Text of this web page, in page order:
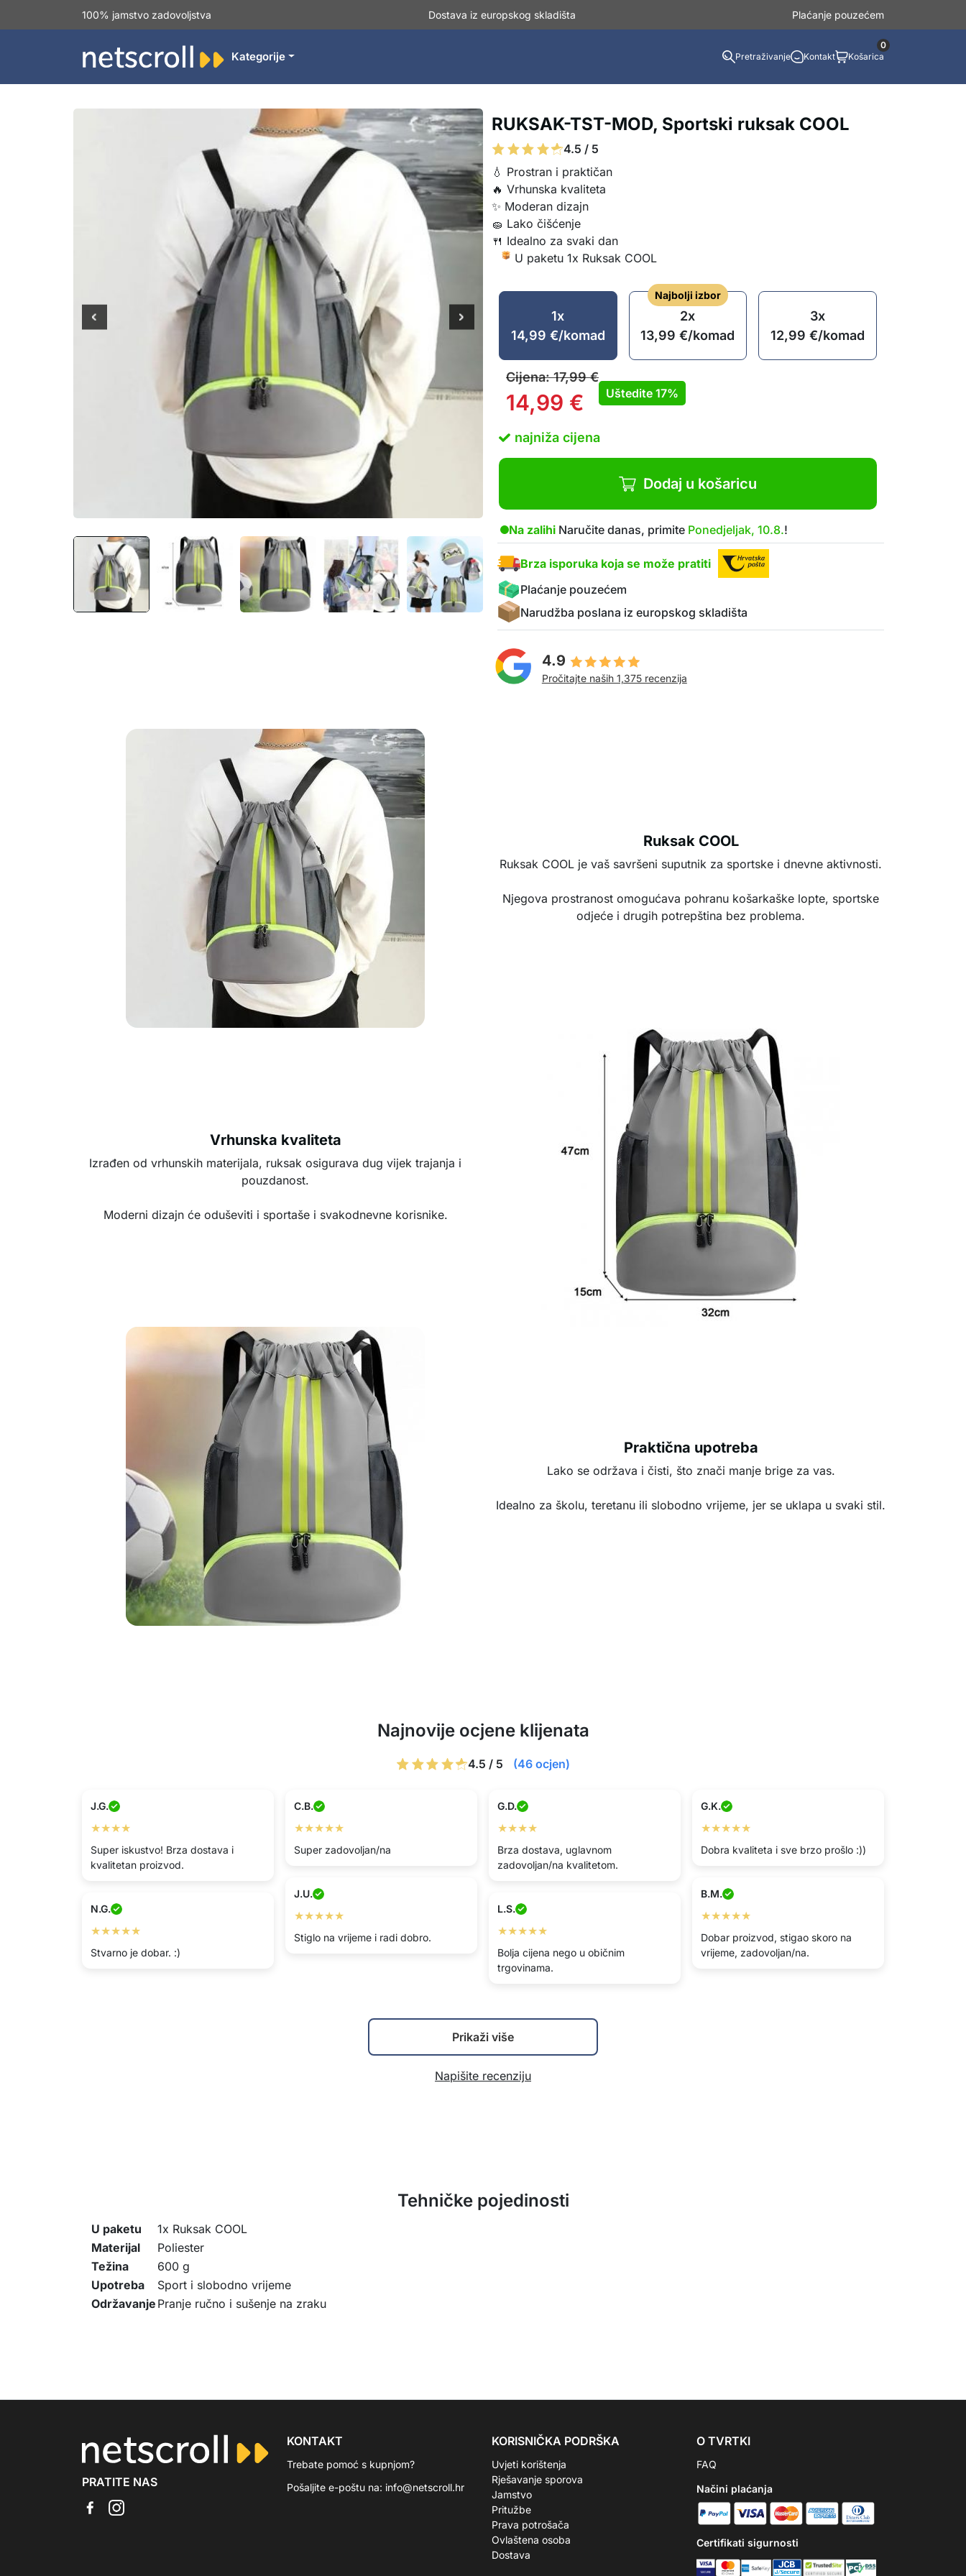
100% jamstvo zadovoljstva Dostava iz europskog skladišta Plaćanje pouzećem
Kategorije Pretraživanje Kontakt Košarica
0
RUKSAK-TST-MOD, Sportski ruksak COOL
4.5 / 5
💧 Prostran i praktičan
🔥 Vrhunska kvaliteta
✨ Moderan dizajn
🧽 Lako čišćenje
🍴 Idealno za svaki dan
U paketu 1x Ruksak COOL
1x
14,99 €/komad
Najbolji izbor
2x
13,99€/komad
3x
12,99€/komad
Cijena:17,99€
14,99 € Uštedite 17%
najniža cijena
Dodaj u košaricu
Na zalihi Naručite danas, primite Ponedjeljak, 10.8.!
Brza isporuka koja se može pratiti
Plaćanje pouzećem
Narudžba poslana iz europskog skladišta
4.9
Pročitajte naših 1,375 recenzija
Ruksak COOL
Ruksak COOL je vaš savršeni suputnik za sportske i dnevne aktivnosti.
Njegova prostranost omogućava pohranu košarkaške lopte, sportske
odjeće i drugih potrepština bez problema.
Vrhunska kvaliteta
Izrađen od vrhunskih materijala, ruksak osigurava dug vijek trajanja i
pouzdanost.
Moderni dizajn će oduševiti i sportaše i svakodnevne korisnike.
Praktična upotreba
Lako se održava i čisti, što znači manje brige za vas.
Idealno za školu, teretanu ili slobodno vrijeme, jer se uklapa u svaki stil.
Najnovije ocjene klijenata
4.5 / 5 (46 ocjen)
J.G.
★★★★
Super iskustvo! Brza dostava i
kvalitetan proizvod.
C.B.
★★★★★
Super zadovoljan/na
G.D.
★★★★
Brza dostava, uglavnom
zadovoljan/na kvalitetom.
G.K.
★★★★★
Dobra kvaliteta i sve brzo prošlo :))
J.U.
★★★★★
Stiglo na vrijeme i radi dobro.
B.M.
★★★★★
Dobar proizvod, stigao skoro na
vrijeme, zadovoljan/na.
N.G.
★★★★★
Stvarno je dobar. :)
L.S.
★★★★★
Bolja cijena nego u običnim
trgovinama.
Prikaži više
Napišite recenziju
Tehničke pojedinosti
U paketu
1x Ruksak COOL
Materijal
Poliester
Težina
600 g
Upotreba
Sport i slobodno vrijeme
Održavanje Pranje ručno i sušenje na zraku
PRATITE NAS
KONTAKT
Trebate pomoć s kupnjom?
Pošaljite e-poštu na: info@netscroll.hr
KORISNIČKA PODRŠKA
Uvjeti korištenja
Rješavanje sporova
Jamstvo
Pritužbe
Prava potrošača
Ovlaštena osoba
Dostava
O TVRTKI
FAQ
Načini plaćanja
Certifikati sigurnosti